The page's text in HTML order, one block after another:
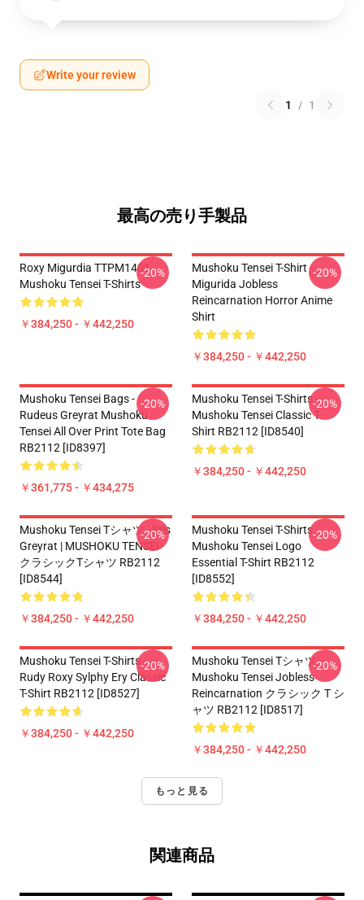
Write your review
1 / 1
最高の売り手製品
Roxy Migurdia TTPM1401
Mushoku Tensei T-Shirts
￥384,250 - ￥442,250
-20%
Mushoku Tensei T-Shirt -
Migurida Jobless
Reincarnation Horror Anime
Shirt
￥384,250 - ￥442,250
-20%
Mushoku Tensei Bags -
Rudeus Greyrat Mushoku
Tensei All Over Print Tote Bag
RB2112 [ID8397]
￥361,775 - ￥434,275
-20%
Mushoku Tensei T-Shirts -
Mushoku Tensei Classic T-
Shirt RB2112 [ID8540]
￥384,250 - ￥442,250
-20%
Mushoku Tensei Tシャツ - Eris
Greyrat | MUSHOKU TENSEI
クラシックTシャツ RB2112
[ID8544]
￥384,250 - ￥442,250
-20%
Mushoku Tensei T-Shirts -
Mushoku Tensei Logo
Essential T-Shirt RB2112
[ID8552]
￥384,250 - ￥442,250
-20%
Mushoku Tensei T-Shirts -
Rudy Roxy Sylphy Ery Classic
T-Shirt RB2112 [ID8527]
￥384,250 - ￥442,250
-20%
Mushoku Tensei Tシャツ -
Mushoku Tensei Jobless
Reincarnation クラシック T シ
ャツ RB2112 [ID8517]
￥384,250 - ￥442,250
-20%
もっと見る
関連商品